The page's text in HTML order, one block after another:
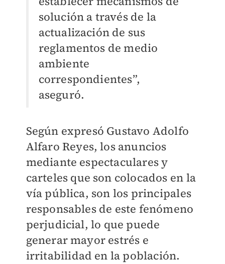
solución a través de la
actualización de sus
reglamentos de medio
ambiente
correspondientes”,
aseguró.
Según expresó Gustavo Adolfo
Alfaro Reyes, los anuncios
mediante espectaculares y
carteles que son colocados en la
vía pública, son los principales
responsables de este fenómeno
perjudicial, lo que puede
generar mayor estrés e
irritabilidad en la población.